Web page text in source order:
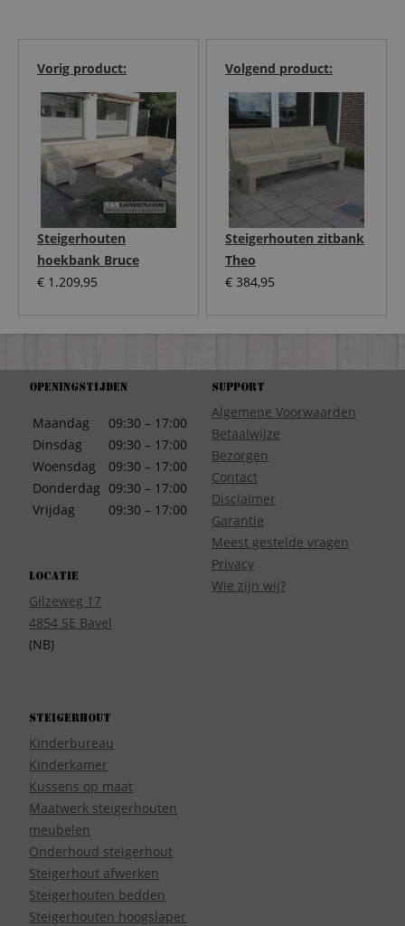
Volgend product:
Steigerhouten zitbank
Theo
€ 384,95
Vorig product:
Steigerhouten
hoekbank Bruce
€ 1.209,95
Openingstijden
Maandag
Dinsdag
Woensdag
Donderdag
Vrijdag
09:30 – 17:00
09:30 – 17:00
09:30 – 17:00
09:30 – 17:00
09:30 – 17:00
Locatie
Gilzeweg 17
4854 SE Bavel
(NB)
Support
Algemene Voorwaarden
Betaalwijze
Bezorgen
Contact
Disclaimer
Garantie
Meest gestelde vragen
Privacy
Wie zijn wij?
Steigerhout
Kinderbureau
Kinderkamer
Kussens op maat
Maatwerk steigerhouten
meubelen
Onderhoud steigerhout
Steigerhout afwerken
Steigerhouten bedden
Steigerhouten hoogslaper